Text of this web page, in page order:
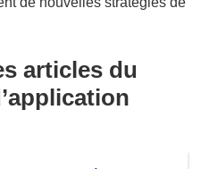
articles du